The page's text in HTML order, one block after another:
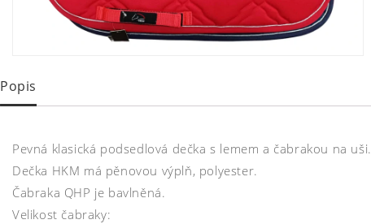
Popis
Pevná klasická podsedlová dečka s lemem a čabrakou na uši.
Dečka HKM má pěnovou výplň, polyester.
Čabraka QHP je bavlněná.
Velikost čabraky: